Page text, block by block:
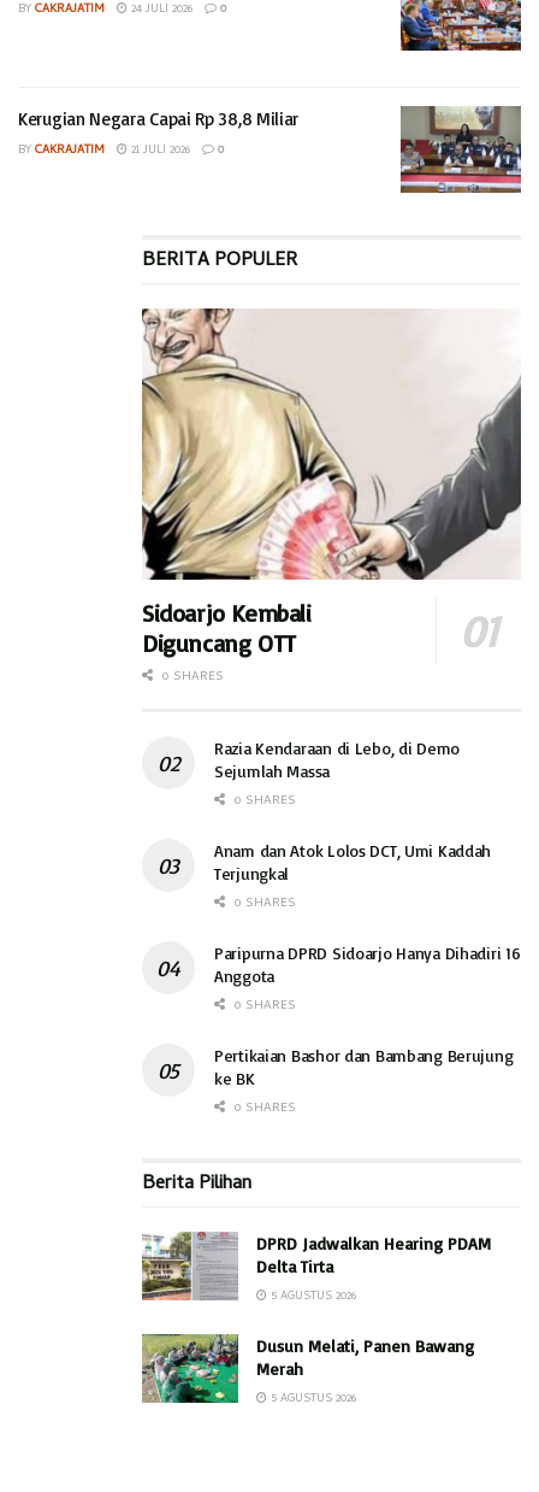
BYCAKRAJATIM 24 JULI 2026 0
Kerugian Negara Capai Rp 38,8 Miliar
BYCAKRAJATIM 21 JULI 2026 0
BERITA POPULER
Sidoarjo Kembali
Diguncang OTT
0 SHARES
Razia Kendaraan di Lebo, di Demo
Sejumlah Massa
0 SHARES
Anam dan Atok Lolos DCT, Umi Kaddah
Terjungkal
0 SHARES
Paripurna DPRD Sidoarjo Hanya Dihadiri 16
Anggota
0 SHARES
Pertikaian Bashor dan Bambang Berujung
ke BK
0 SHARES
Berita Pilihan
DPRD Jadwalkan Hearing PDAM
Delta Tirta
5 AGUSTUS 2026
Dusun Melati, Panen Bawang
Merah
5 AGUSTUS 2026